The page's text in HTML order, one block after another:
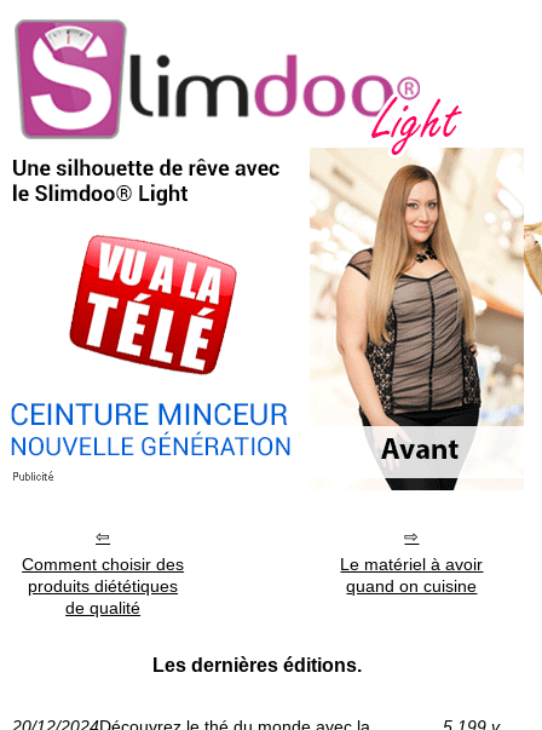
Comment choisir des
produits diététiques
de qualité
Le matériel à avoir
quand on cuisine
Les dernières éditions.